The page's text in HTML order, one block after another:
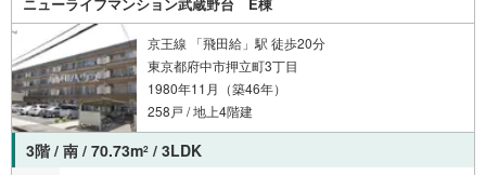
京王線 「飛田給」駅 徒歩20分
東京都府中市押立町3丁目
1980年11月（築46年）
258戸 / 地上4階建
3階 / 南 / 70.73m2 / 3LDK